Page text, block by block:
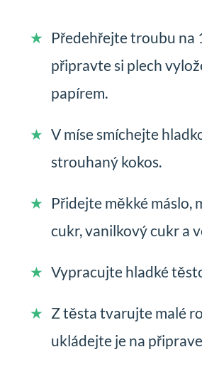
Předehřejte troubu na
připravte si plech
papírem.
V míse smíchejte
strouhaný kokos.
Přidejte měkké máslo,
cukr, vanilkový cukr a
Vypracujte hladké
Z těsta tvarujte malé
ukládejte je na